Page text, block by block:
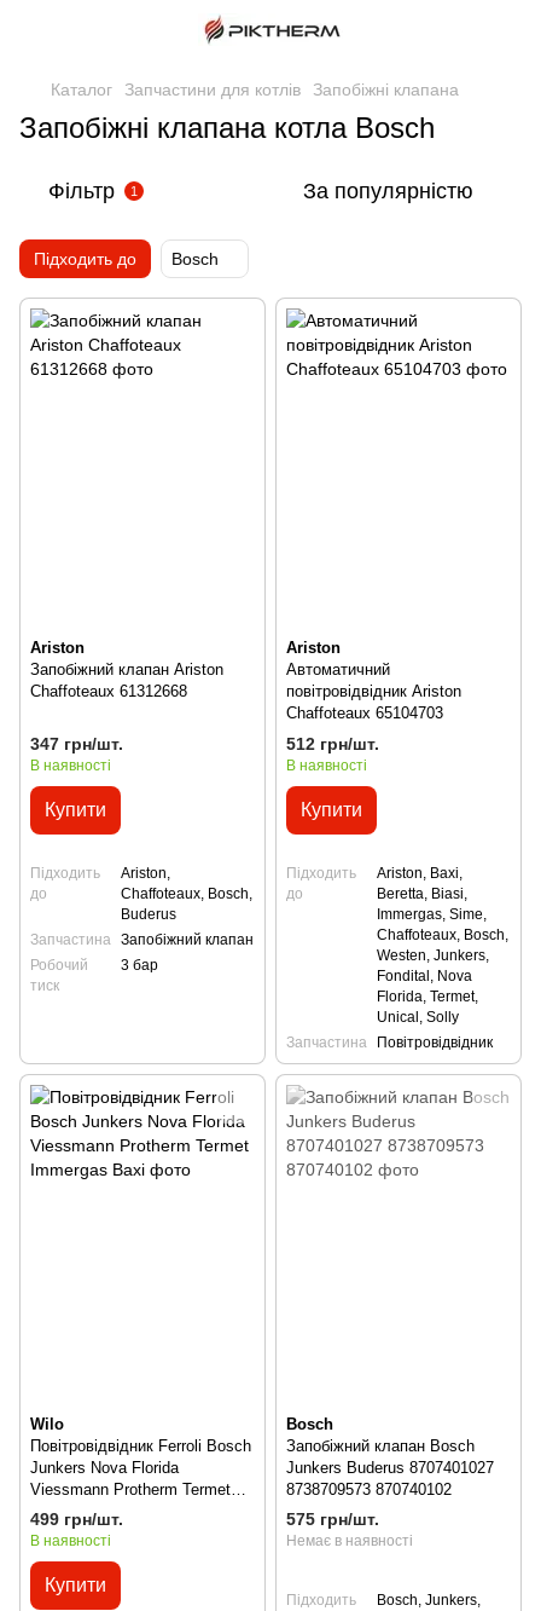
Каталог Запчастини для котлів Запобіжні клапана
Запобіжні клапана котла Bosch
Фільтр 1 За популярністю
Підходить до Bosch
Ariston
Запобіжний клапан Ariston
Chaffoteaux 61312668
347 грн/шт.
В наявності
Купити
Підходить
до
Ariston,
Сhaffoteaux, Bosch,
Buderus
Запчастина
Запобіжний клапан
Робочий
тиск
3 бар
Ariston
Автоматичний
повітровідвідник Ariston
Сhaffoteaux 65104703
512 грн/шт.
В наявності
Купити
Підходить
до
Ariston, Baxi,
Beretta, Biasi,
Immergas, Sime,
Сhaffoteaux, Bosch,
Westen, Junkers,
Fondital, Nova
Florida, Termet,
Unical, Solly
Запчастина
Повітровідвідник
Wilo
Повітровідвідник Ferroli Bosch
Junkers Nova Florida
Viessmann Protherm Termet
Immergas Baxi
499 грн/шт.
В наявності
Купити
Bosch
Запобіжний клапан Bosch
Junkers Buderus 8707401027
8738709573 870740102
575 грн/шт.
Немає в наявності
Підходить
Bosch, Junkers,